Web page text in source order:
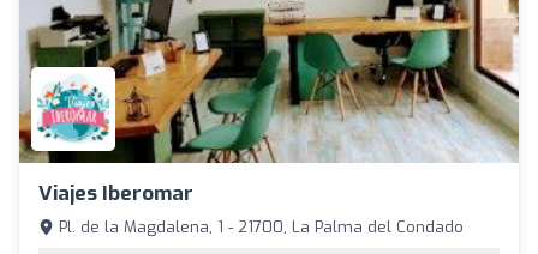
Viajes Iberomar
Pl. de la Magdalena, 1 - 21700, La Palma del Condado